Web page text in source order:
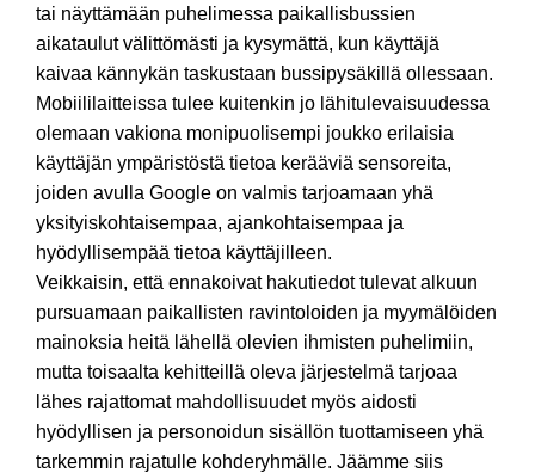
tai näyttämään puhelimessa paikallisbussien
aikataulut välittömästi ja kysymättä, kun käyttäjä
kaivaa kännykän taskustaan bussipysäkillä ollessaan.
Mobiililaitteissa tulee kuitenkin jo lähitulevaisuudessa
olemaan vakiona monipuolisempi joukko erilaisia
käyttäjän ympäristöstä tietoa kerääviä sensoreita,
joiden avulla Google on valmis tarjoamaan yhä
yksityiskohtaisempaa, ajankohtaisempaa ja
hyödyllisempää tietoa käyttäjilleen.
Veikkaisin, että ennakoivat hakutiedot tulevat alkuun
pursuamaan paikallisten ravintoloiden ja myymälöiden
mainoksia heitä lähellä olevien ihmisten puhelimiin,
mutta toisaalta kehitteillä oleva järjestelmä tarjoaa
lähes rajattomat mahdollisuudet myös aidosti
hyödyllisen ja personoidun sisällön tuottamiseen yhä
tarkemmin rajatulle kohderyhmälle. Jäämme siis